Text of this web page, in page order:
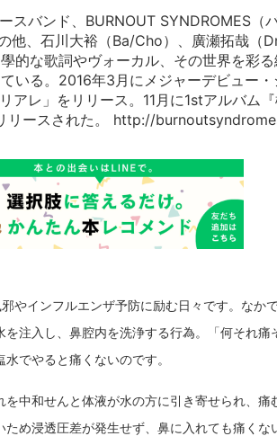
スバンド、BURNOUT SYNDROMES（
他、石川大裕（Ba/Cho）、廣瀬拓哉（
的な歌詞やヴォーカル、その世界を彩
いる。2016年3月にメジャーデビュー・
アレ」をリリース。11月に1stアルバム
リースされた。 http://
やインフルエンザ予防に励む日々です。なか
注入し、鼻腔内を洗浄する行為。「何それ
でやると痛くないのです。
中和せんと体液が水の方に引き寄せられ、痛
ため浸透圧差が発生せず、鼻に入れても痛く